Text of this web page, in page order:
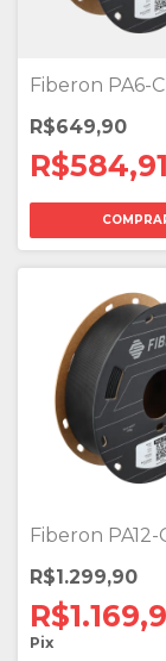
Fiberon PA6-
R$649,90
R$584,91
Fiberon PA12-
R$1.299,90
Pix